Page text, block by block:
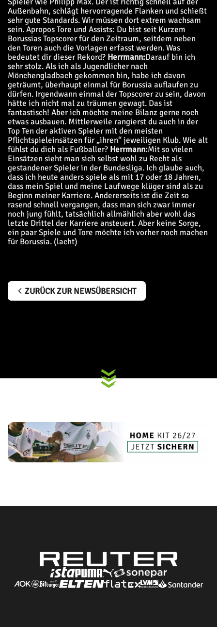
Außenbahn, schlägt hervorragende Flanken und schießt
sehr gute Standards. Wir müssen dort extrem wachsam
sein.Apropos Tore und Assists: Du bist seit Kurzem
Borussias Topscorer für den Zeitraum, seitdem neben
den Toren auch die Vorlagen erfasst werden. Was
bedeutet dir dieser Rekord? Herrmann:Darauf bin ich
sehr stolz. Als ich als Jugendlicher nach
Mönchengladbach gekommen bin, habe ich davon
geträumt, überhaupt einmal für Borussia auflaufen zu
dürfen. Irgendwann einmal der Topscorer zu sein, davon
hätte ich nicht mal zu träumen gewagt. Das ist
fantastisch! Aber ich möchte meine Bilanz gerne noch
etwas ausbauen. Mittlerweile rangierst du auch in der
Top Ten der aktiven Spieler mit den meisten
Pflichtspieleinsätzen für „ihren“ jeweiligen Klub. Wie alt
fühlst du dich als Fußballer? Herrmann:Mit so vielen
Einsätzen sieht man sich selbst wohl zu Recht als
gestandener Spieler in der Bundesliga. Ich glaube auch,
dass ich heute anders spiele als mit 17 oder 18 Jahren,
dass mein Spiel und meine Laufwege klüger sind als zu
Beginn meiner Karriere. Andererseits ist die Zeit so
rasend schnell vergangen, dass man sich zwar immer
noch jung fühlt, tatsächlich allmählich aber wohl das
letzte Drittel der Karriere ansteuert. Aber keine Sorge,
ein paar Spiele und Tore möchte ich vorher noch machen
für Borussia. (lacht)
ZURÜCK ZUR NEWSÜBERSICHT